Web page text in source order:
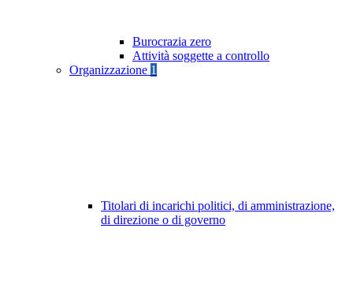
Burocrazia zero
Attività soggette a controllo
Organizzazione 1
Titolari di incarichi politici, di amministrazione,
di direzione o di governo